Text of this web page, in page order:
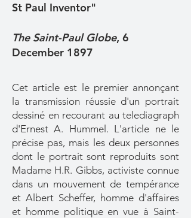
St Paul Inventor"
The Saint-Paul Globe, 6
December 1897
Cet article est le premier annonçant
la transmission réussie d'un portrait
dessiné en recourant au telediagraph
d'Ernest A. Hummel. L'article ne le
précise pas, mais les deux personnes
dont le portrait sont reproduits sont
Madame H.R. Gibbs, activiste connue
dans un mouvement de tempérance
et Albert Scheffer, homme d'affaires
et homme politique en vue à Saint-